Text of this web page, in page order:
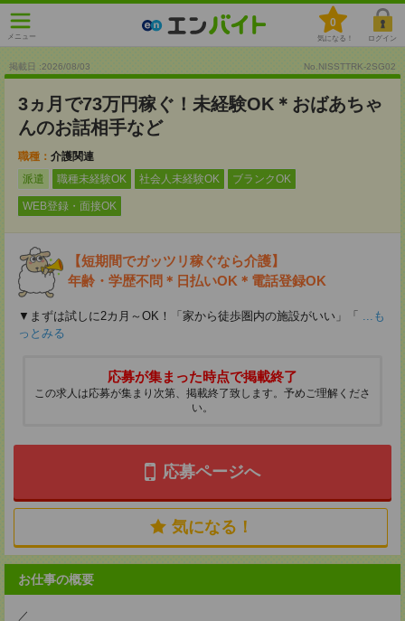
メニュー
0
気になる！ ログイン
掲載日 :2026/08/03 No.NISSTTRK-2SG02
3ヵ月で73万円稼ぐ！未経験OK＊おばあちゃ
んのお話相手など
職種： 介護関連
派遣
職種未経験OK 社会人未経験OK ブランクOK
WEB登録・面接OK
【短期間でガッツリ稼ぐなら介護】
年齢・学歴不問＊日払いOK＊電話登録OK
▼まずは試しに2カ月～OK！「家から徒歩圏内の施設がいい」「 ...も
っとみる
応募が集まった時点で掲載終了
この求人は応募が集まり次第、掲載終了致します。予めご理解くださ
い。
応募ページへ
気になる！
お仕事の概要
／